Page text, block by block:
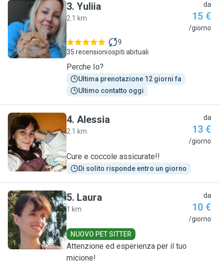
Y
3. Yuliia
2.1 km
da
15 €
/giorno
35 recensioni
9
ospiti abituali
Perche Io?
Ultima prenotazione 12 giorni fa
Ultimo contatto oggi
A
4. Alessia
2.1 km
da
13 €
/giorno
Cure e coccole assicurate!!
Di solito risponde entro un giorno
L
5. Laura
1 km
da
10 €
/giorno
NUOVO PET SITTER
Attenzione ed esperienza per il tuo
micione!